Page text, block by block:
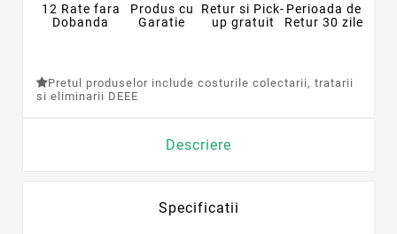
12 Rate fara
Dobanda
Produs cu
Garatie
Retur si Pick-
up gratuit
Perioada de
Retur 30 zile
Pretul produselor include costurile colectarii, tratarii
si eliminarii DEEE
Descriere
Specificatii